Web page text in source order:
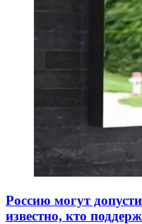
Россию могут
известно, кто